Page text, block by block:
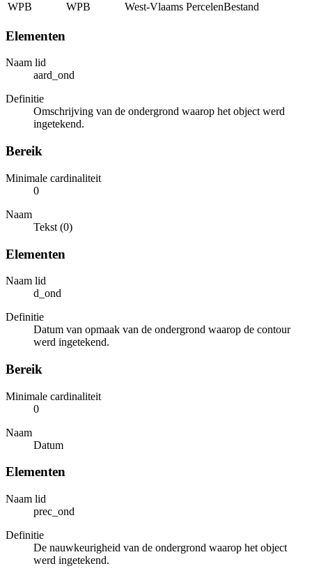
WPB
WPB West-Vlaams PercelenBestand
Elementen
Naam lid
aard_ond
Definitie
Omschrijving van de ondergrond waarop het object werd
ingetekend.
Bereik
Minimale cardinaliteit
0
Naam
Tekst (0)
Elementen
Naam lid
d_ond
Definitie
Datum van opmaak van de ondergrond waarop de contour
werd ingetekend.
Bereik
Minimale cardinaliteit
0
Naam
Datum
Elementen
Naam lid
prec_ond
Definitie
De nauwkeurigheid van de ondergrond waarop het object
werd ingetekend.